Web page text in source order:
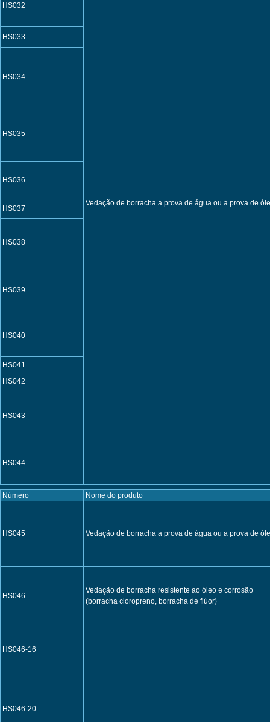
Vedação de borracha a prova de água ou a prova de
HS032
HS033
HS034
HS035
HS036
HS037
HS038
HS039
HS040
HS041
HS042
HS043
HS044
Número Nome do produto
HS045 Vedação de borracha a prova de água ou a prova de
HS046
Vedação de borracha resistente ao óleo e corrosão
(borracha cloropreno, borracha de flúor)
HS046-16
HS046-20